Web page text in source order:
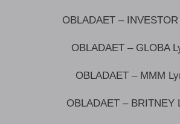
OBLADAET –
OBLADAET – GLOBA
OBLADAET – MMM
OBLADAET – BRITNEY